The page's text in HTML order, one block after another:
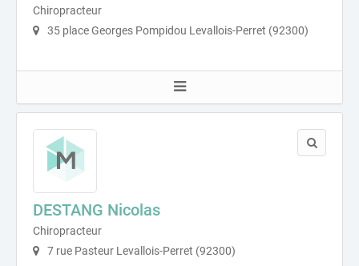
Chiropracteur
35 place Georges Pompidou Levallois-Perret (92300)
DESTANG Nicolas
Chiropracteur
7 rue Pasteur Levallois-Perret (92300)